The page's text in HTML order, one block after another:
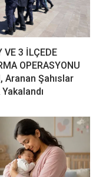
VE 3 İLÇEDE
OPERASYONU
Aranan Şahıslar